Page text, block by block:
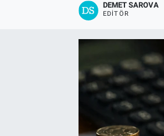
DEMET SAROVA
EDITÖR